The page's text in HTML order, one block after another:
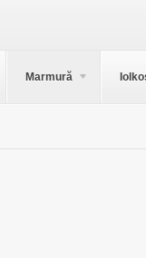
Marmură